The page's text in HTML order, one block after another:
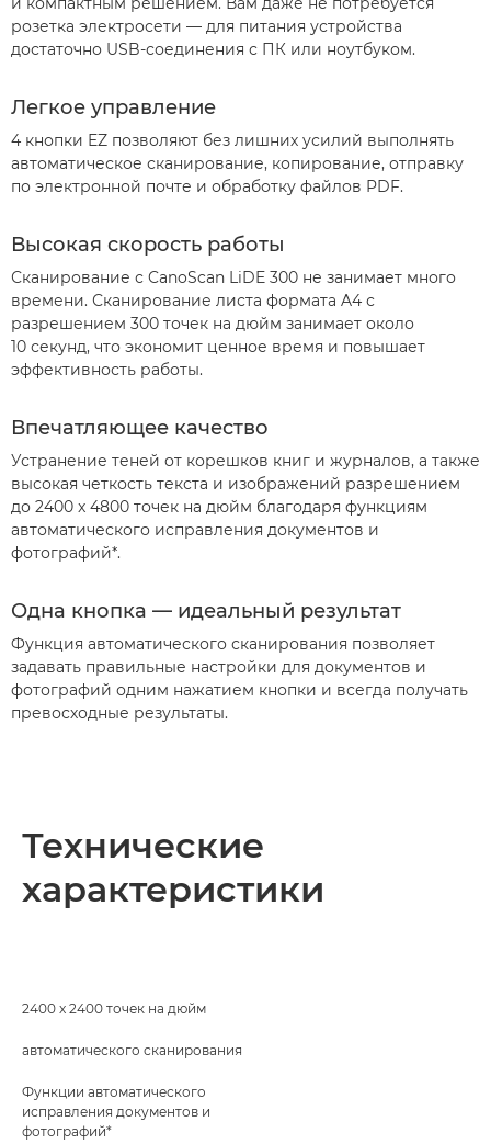
розетка электросети — для питания устройства
достаточно USB-соединения с ПК или ноутбуком.
Легкое управление
4 кнопки EZ позволяют без лишних усилий выполнять
автоматическое сканирование, копирование, отправку
по электронной почте и обработку файлов PDF.
Высокая скорость работы
Сканирование с CanoScan LiDE 300 не занимает много
времени. Сканирование листа формата A4 с
разрешением 300 точек на дюйм занимает около
10 секунд, что экономит ценное время и повышает
эффективность работы.
Впечатляющее качество
Устранение теней от корешков книг и журналов, а также
высокая четкость текста и изображений разрешением
до 2400 x 4800 точек на дюйм благодаря функциям
автоматического исправления документов и
фотографий*.
Одна кнопка — идеальный результат
Функция автоматического сканирования позволяет
задавать правильные настройки для документов и
фотографий одним нажатием кнопки и всегда получать
превосходные результаты.
Технические
характеристики
2400 x 2400 точек на дюйм
автоматического сканирования
Функции автоматического
исправления документов и
фотографий*